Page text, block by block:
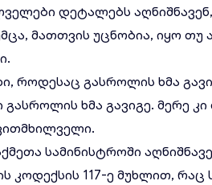
დეტალებს
მათთვის უცნობია, იყო თუ
როდესაც გასროლის ხმა
ხმა გავიგე. მერე კი
სამინისტროში
კოდექსის 117-ე მუხლით, რაც